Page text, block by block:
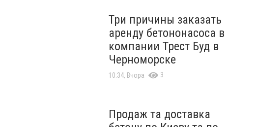
Три причины заказать
аренду бетононасоса в
компании Трест Буд в
Черноморске
10:34, Вчора 3
Продаж та доставка